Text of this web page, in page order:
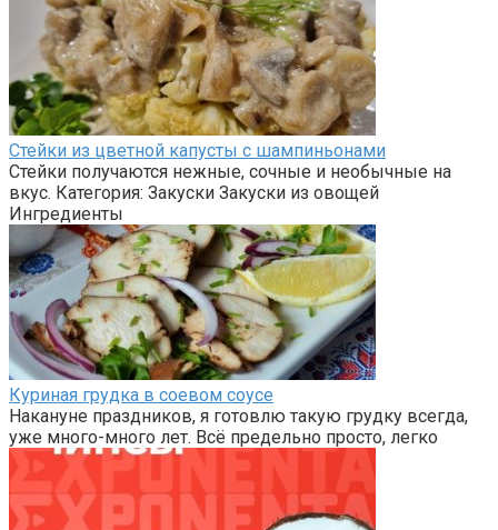
Стейки из цветной капусты с шампиньонами
Стейки получаются нежные, сочные и необычные на
вкус. Категория: Закуски Закуски из овощей
Ингредиенты
Куриная грудка в соевом соусе
Накануне праздников, я готовлю такую грудку всегда,
уже много-много лет. Всё предельно просто, легко